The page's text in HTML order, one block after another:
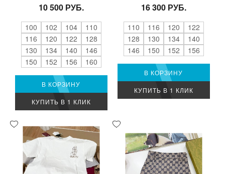
10 500 РУБ.
100 102 104
110
116
120 122
128
130
134 140
146
150
152 156 160
В КОРЗИНУ
КУПИТЬ В 1 КЛИК
16 300 РУБ.
110 116 120
122
128
130 134
140
146
150 152 156
В КОРЗИНУ
КУПИТЬ В 1 КЛИК